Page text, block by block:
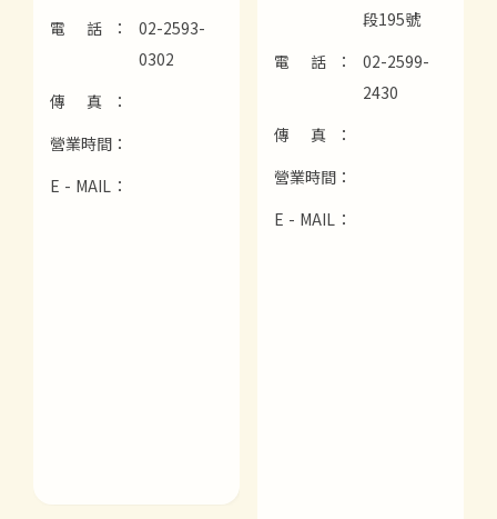
電 話：
02-2593-
0302
傳 真：
營業時間：
E - MAIL：
段195號
電 話：
02-2599-
2430
傳 真：
營業時間：
E - MAIL：